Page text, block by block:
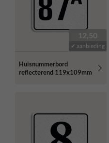
12,50
✔ aanbieding
Huisnummerbord
reflecterend 119x109mm